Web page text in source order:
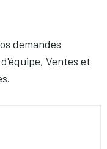
demandes
Ventes et